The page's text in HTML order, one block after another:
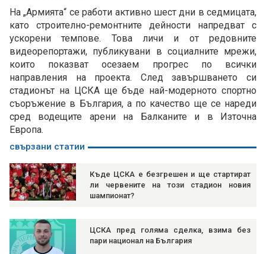
На „Армията“ се работи активно шест дни в седмицата,
като строително-ремонтните дейности напредват с
ускорени темпове. Това личи и от редовните
видеорепортажи, публикувани в социалните мрежи,
които показват осезаем прогрес по всички
направления на проекта. След завършването си
стадионът на ЦСКА ще бъде най-модерното спортно
съоръжение в България, а по качество ще се нареди
сред водещите арени на Балканите и в Източна
Европа.
свързани статии
Къде ЦСКА е безгрешен и ще стартират
ли червените на този стадион новия
шампионат?
ЦСКА пред голяма сделка, взима без
пари национал на България